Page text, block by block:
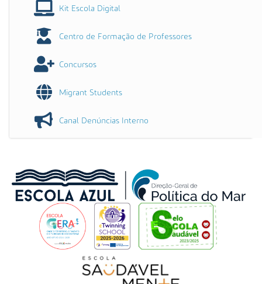
Kit Escola Digital
Centro de Formação de Professores
Concursos
Migrant Students
Canal Denúncias Interno